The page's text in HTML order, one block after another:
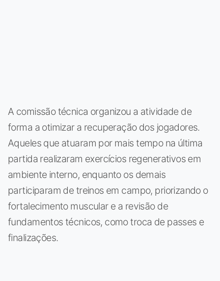
A comissão técnica organizou a atividade de
forma a otimizar a recuperação dos jogadores.
Aqueles que atuaram por mais tempo na última
partida realizaram exercícios regenerativos em
ambiente interno, enquanto os demais
participaram de treinos em campo, priorizando o
fortalecimento muscular e a revisão de
fundamentos técnicos, como troca de passes e
finalizações.